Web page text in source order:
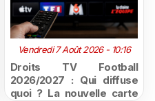
Vendredi 7 Août 2026 - 10:16
Droits TV Football
2026/2027 : Qui diffuse
quoi ? La nouvelle carte